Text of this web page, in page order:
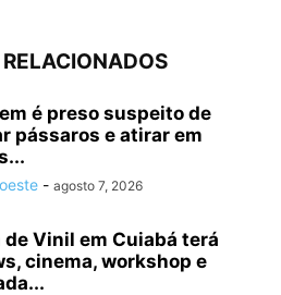
é preso suspeito de
pássaros e atirar em
- agosto 7, 2026
de Vinil em Cuiabá terá
cinema, workshop e